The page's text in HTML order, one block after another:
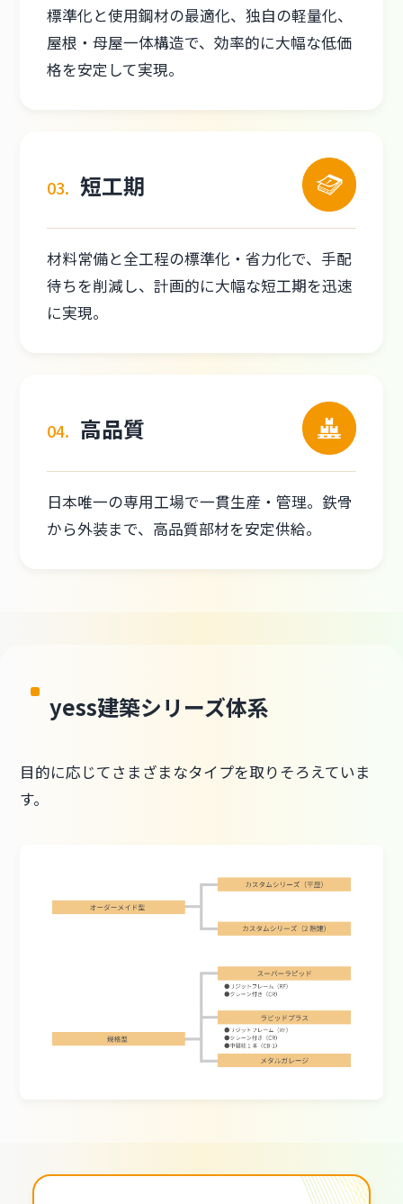
標準化と使用鋼材の最適化、独自の軽量化、
屋根・母屋一体構造で、効率的に大幅な低価
格を安定して実現。
03. 短工期
材料常備と全工程の標準化・省力化で、手配
待ちを削減し、計画的に大幅な短工期を迅速
に実現。
04. 高品質
日本唯一の専用工場で一貫生産・管理。鉄骨
から外装まで、高品質部材を安定供給。
yess建築シリーズ体系
目的に応じてさまざまなタイプを取りそろえていま
す。